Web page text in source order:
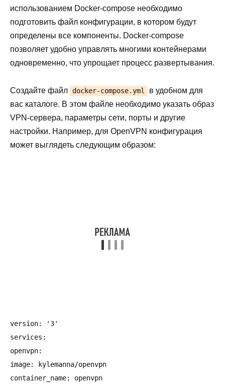
использованием Docker-compose необходимо
подготовить файл конфигурации, в котором будут
определены все компоненты. Docker-compose
позволяет удобно управлять многими контейнерами
одновременно, что упрощает процесс развертывания.
Создайте файл docker-compose.yml
в удобном для
вас каталоге. В этом файле необходимо указать образ
VPN-сервера, параметры сети, порты и другие
настройки. Например, для OpenVPN конфигурация
может выглядеть следующим образом:
version: '3'
services:
openvpn:
image: kylemanna/openvpn
container_name: openvpn